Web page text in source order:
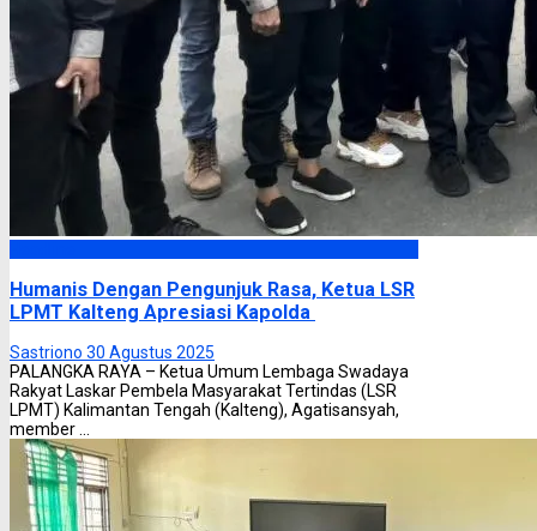
Humanis Dengan Pengunjuk Rasa, Ketua LSR
LPMT Kalteng Apresiasi Kapolda
Sastriono 30 Agustus 2025
PALANGKA RAYA – Ketua Umum Lembaga Swadaya
Rakyat Laskar Pembela Masyarakat Tertindas (LSR
LPMT) Kalimantan Tengah (Kalteng), Agatisansyah,
member ...